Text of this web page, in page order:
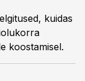
kuidas
koostamisel.